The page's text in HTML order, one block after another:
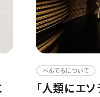
ぺんてるについて
「人類にエソ